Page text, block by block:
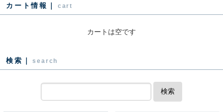
カート情報｜ cart
カートは空です
検索｜ search
検索